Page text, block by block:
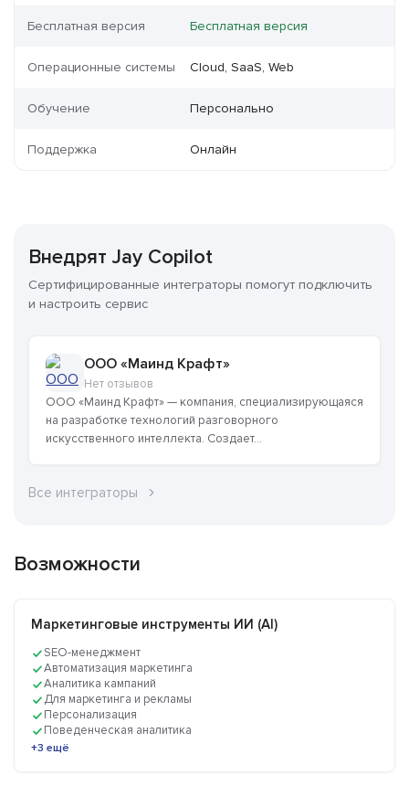
Бесплатная версия Бесплатная версия
Операционные системы Cloud, SaaS, Web
Обучение Персонально
Поддержка Онлайн
Внедрят Jay Copilot
Сертифицированные интеграторы помогут подключить
и настроить сервис
ООО «Маинд Крафт»
Нет отзывов
ООО «Маинд Крафт» — компания, специализирующаяся
на разработке технологий разговорного
искусственного интеллекта. Создает...
Все интеграторы
Возможности
Маркетинговые инструменты ИИ (AI)
SEO-менеджмент
Автоматизация маркетинга
Аналитика кампаний
Для маркетинга и рекламы
Персонализация
Поведенческая аналитика
+3 ещё